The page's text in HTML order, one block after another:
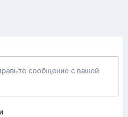
сообщение с вашей